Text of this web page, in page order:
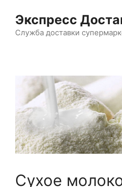
содержимому
Экспресс
Служба доставки
Сухое